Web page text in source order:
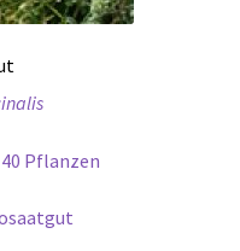
Pflanzen